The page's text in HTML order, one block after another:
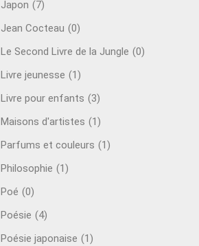
Japon (7)
Jean Cocteau (0)
Le Second Livre de la Jungle (0)
Livre jeunesse (1)
Livre pour enfants (3)
Maisons d'artistes (1)
Parfums et couleurs (1)
Philosophie (1)
Poé (0)
Poésie (4)
Poésie japonaise (1)